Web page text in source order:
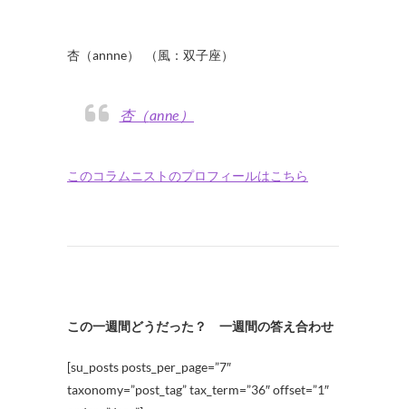
杏（annne） （風：双子座）
杏（anne）
このコラムニストのプロフィールはこちら
この一週間どうだった？ 一週間の答え合わせ
[su_posts posts_per_page=”7″
taxonomy=”post_tag” tax_term=”36″ offset=”1″